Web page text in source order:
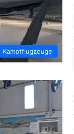
Kampfflugzeuge